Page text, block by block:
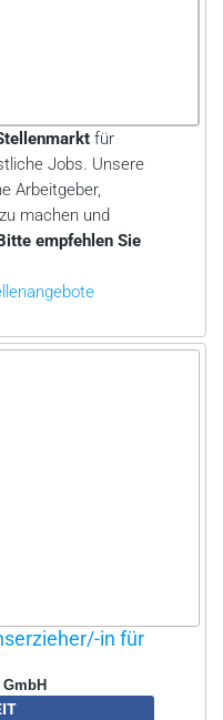
für
Jobs. Unsere
Arbeitgeber,
machen und
Bitte empfehlen Sie
in für